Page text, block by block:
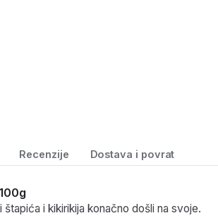
Recenzije Dostava i povrat
i kikirikija konačno došli na svoje.